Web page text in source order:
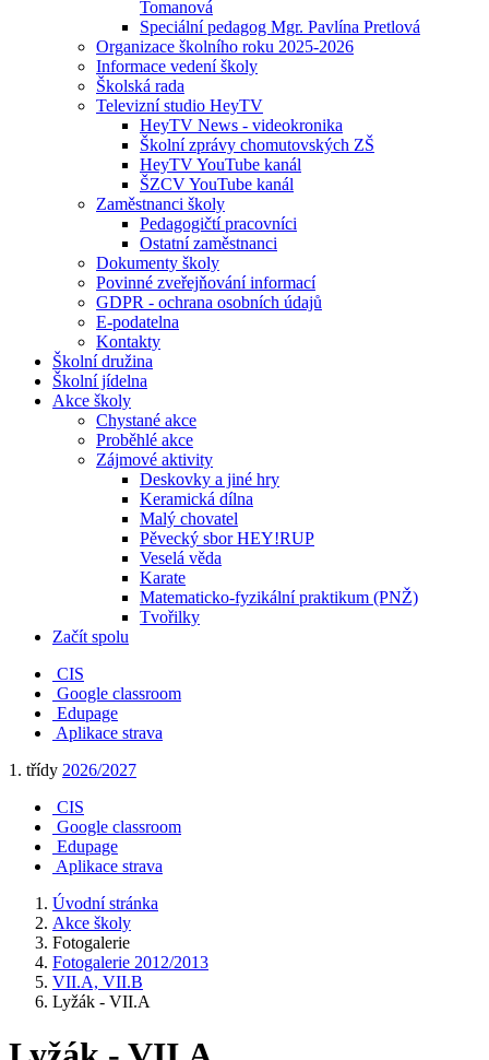
Tomanová
Speciální pedagog Mgr. Pavlína Pretlová
Organizace školního roku 2025-2026
Informace vedení školy
Školská rada
Televizní studio HeyTV
HeyTV News - videokronika
Školní zprávy chomutovských ZŠ
HeyTV YouTube kanál
ŠZCV YouTube kanál
Zaměstnanci školy
Pedagogičtí pracovníci
Ostatní zaměstnanci
Dokumenty školy
Povinné zveřejňování informací
GDPR - ochrana osobních údajů
E-podatelna
Kontakty
Školní družina
Školní jídelna
Akce školy
Chystané akce
Proběhlé akce
Zájmové aktivity
Deskovky a jiné hry
Keramická dílna
Malý chovatel
Pěvecký sbor HEY!RUP
Veselá věda
Karate
Matematicko-fyzikální praktikum (PNŽ)
Tvořilky
Začít spolu
CIS
Google classroom
Edupage
Aplikace strava
1. třídy 2026/2027
CIS
Google classroom
Edupage
Aplikace strava
Úvodní stránka
Akce školy
Fotogalerie
Fotogalerie 2012/2013
VII.A, VII.B
Lyžák - VII.A